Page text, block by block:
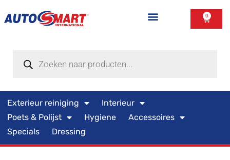
0
Exterieur reiniging
Interieur
Poets & Polijst
Hygiene
Accessoires
Specials
Dressing